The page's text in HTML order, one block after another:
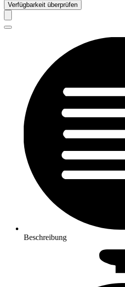
Verfügbarkeit überprüfen
Beschreibung